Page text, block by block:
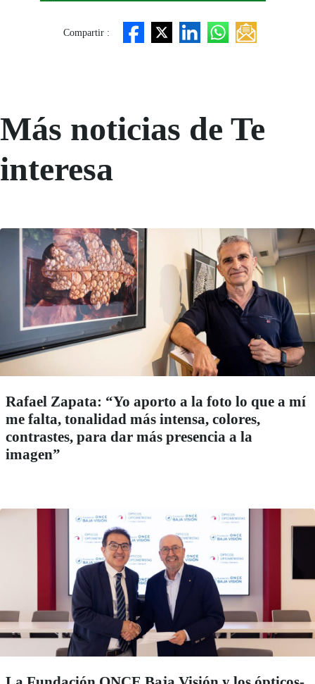
Compartir :
Más noticias de Te
interesa
Rafael Zapata: “Yo aporto a la foto lo que a mí
me falta, tonalidad más intensa, colores,
contrastes, para dar más presencia a la
imagen”